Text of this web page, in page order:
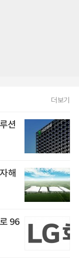
더보기
션
해
96